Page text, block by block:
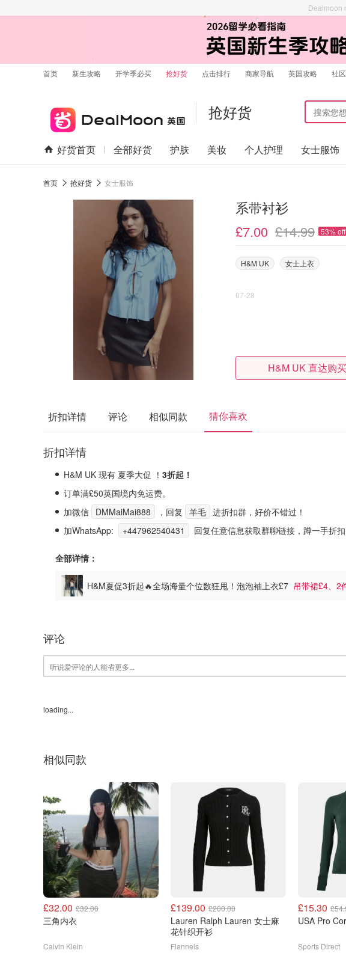
Dealmoon
首页 新生攻略 开学季必买 抢好货 点击排行 商家导航 英国攻略 社区
抢好货
好货首页 全部好货 护肤 美妆 个人护理 女士服饰
首页 抢好货 女士服饰
系带衬衫
£7.00 £14.99 53% off
H&M UK 女士上衣
07-28
H&M UK 直达购
折扣详情 评论 相似同款 猜你喜欢
折扣详情
H&M UK 现有 夏季大促 ！ 3折起！
订单满£50英国境内免运费。
加微信 DMMaiMai888 ，回复 羊毛 进折扣群，好价不错过！
加WhatsApp:
+447962540431 回复任意信息获取群聊链接，蹲一手折扣
全部详情：
H&M夏促3折起🔥全场海量个位数狂甩！泡泡袖上衣£7 吊带裙£4、2
评论
loading...
相似同款
£32.00 £32.00
三角内衣
Calvin Klein
£139.00 £200.00
Lauren Ralph Lauren 女士麻
花针织开衫
Flannels
£15.30
USA Pro
Sports Direct